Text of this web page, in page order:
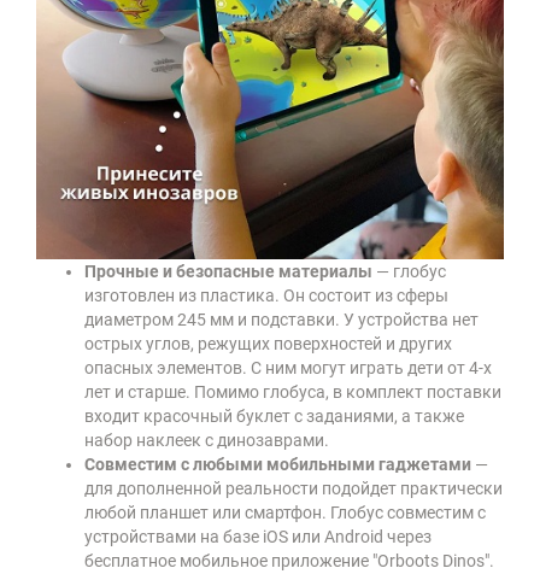
Прочные и безопасные материалы — глобус
изготовлен из пластика. Он состоит из сферы
диаметром 245 мм и подставки. У устройства нет
острых углов, режущих поверхностей и других
опасных элементов. С ним могут играть дети от 4-х
лет и старше. Помимо глобуса, в комплект поставки
входит красочный буклет с заданиями, а также
набор наклеек с динозаврами.
Совместим с любыми мобильными гаджетами —
для дополненной реальности подойдет практически
любой планшет или смартфон. Глобус совместим с
устройствами на базе iOS или Android через
бесплатное мобильное приложение "Orboots Dinos".